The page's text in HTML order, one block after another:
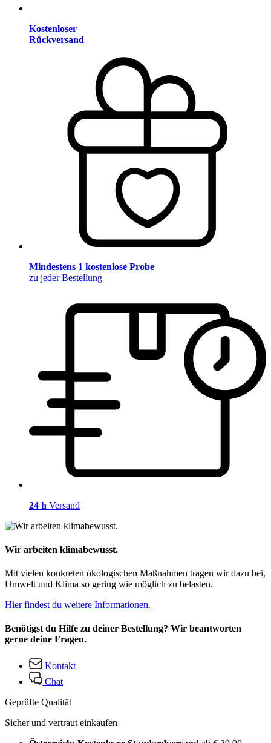
Kostenloser
Rückversand
Mindestens 1 kostenlose Probe
zu jeder Bestellung
24 h Versand
Wir arbeiten klimabewusst.
Mit vielen konkreten ökologischen Maßnahmen tragen wir dazu bei,
Umwelt und Klima so gering wie möglich zu belasten.
Hier findest du weitere Informationen.
Benötigst du Hilfe zu deiner Bestellung? Wir beantworten
gerne deine Fragen.
Kontakt
Chat
Geprüfte Qualität
Sicher und vertraut einkaufen